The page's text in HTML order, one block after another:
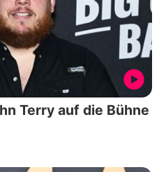
Terry auf die Bühne